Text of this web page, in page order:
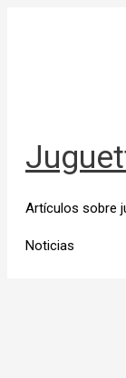
Artículos sobre
Noticias